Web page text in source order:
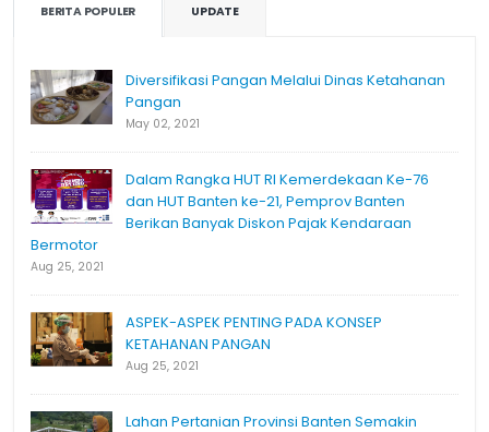
BERITA POPULER UPDATE
Diversifikasi Pangan Melalui Dinas Ketahanan
Pangan
May 02, 2021
Dalam Rangka HUT RI Kemerdekaan Ke-76
dan HUT Banten ke-21, Pemprov Banten
Berikan Banyak Diskon Pajak Kendaraan
Bermotor
Aug 25, 2021
ASPEK-ASPEK PENTING PADA KONSEP
KETAHANAN PANGAN
Aug 25, 2021
Lahan Pertanian Provinsi Banten Semakin